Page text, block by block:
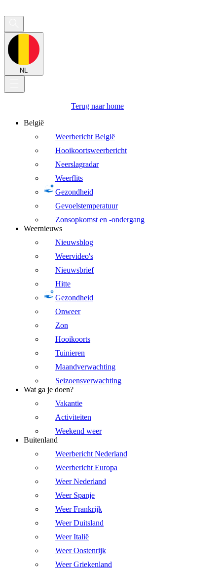
NL
Terug naar home
België
Weerbericht België
Hooikoortsweerbericht
Neerslagradar
Weerflits
Gezondheid
Gevoelstemperatuur
Zonsopkomst en -ondergang
Weernieuws
Nieuwsblog
Weervideo's
Nieuwsbrief
Hitte
Gezondheid
Onweer
Zon
Hooikoorts
Tuinieren
Maandverwachting
Seizoensverwachting
Wat ga je doen?
Vakantie
Activiteiten
Weekend weer
Buitenland
Weerbericht Nederland
Weerbericht Europa
Weer Nederland
Weer Spanje
Weer Frankrijk
Weer Duitsland
Weer Italië
Weer Oostenrijk
Weer Griekenland